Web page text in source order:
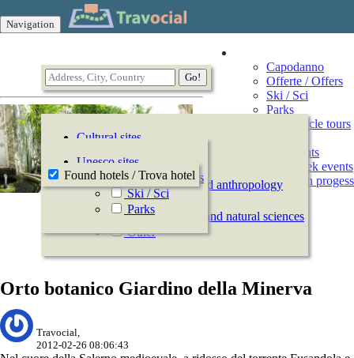
Navigation
Capodanno
Offerte / Offers
Ski / Sci
Parks
Motorcycle tours
All Events
This week events
Events in progess
Orto botanico Giardino della Minerva
Travocial,
2012-02-26 08:06:43
Cultural sites
Archeology
Ethnography and anthropology
Arts
Natural history and natural sciences
Other
Unesco sites
Offerte / Offers
Ski / Sci
Parks
Found hotels / Trova hotel